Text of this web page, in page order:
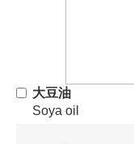
大豆油
Soya oil